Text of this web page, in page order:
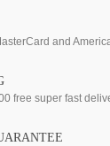
and
free super fast